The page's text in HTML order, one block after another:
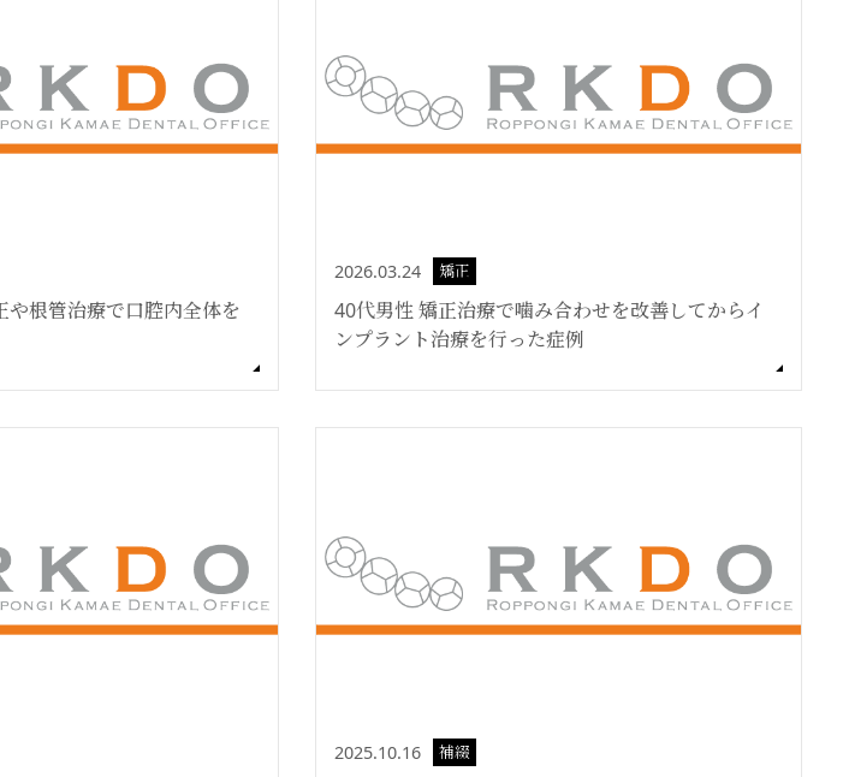
や根管治療で口腔内全体を
2026.03.24 矯正
40代男性 矯正治療で噛み合わせを改善してからイ
ンプラント治療を行った症例
2025.10.16 補綴